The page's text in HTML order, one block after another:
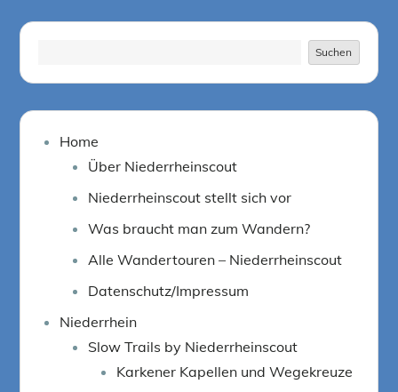
Suchen
Home
Über Niederrheinscout
Niederrheinscout stellt sich vor
Was braucht man zum Wandern?
Alle Wandertouren – Niederrheinscout
Datenschutz/Impressum
Niederrhein
Slow Trails by Niederrheinscout
Karkener Kapellen und Wegekreuze